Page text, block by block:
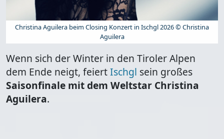
Christina Aguilera beim Closing Konzert in Ischgl 2026 © Christina
Aguilera
Wenn sich der Winter in den Tiroler Alpen
dem Ende neigt, feiertIschgl sein großes
Saisonfinale mit dem Weltstar Christina
Aguilera.